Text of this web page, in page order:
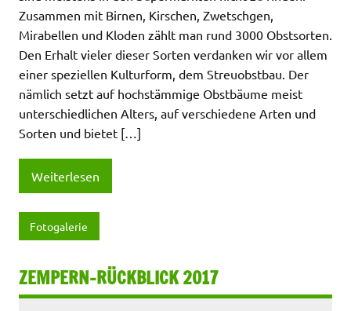
Zusammen mit Birnen, Kirschen, Zwetschgen,
Mirabellen und Kloden zählt man rund 3000 Obstsorten.
Den Erhalt vieler dieser Sorten verdanken wir vor allem
einer speziellen Kulturform, dem Streuobstbau. Der
nämlich setzt auf hochstämmige Obstbäume meist
unterschiedlichen Alters, auf verschiedene Arten und
Sorten und bietet […]
Weiterlesen
Fotogalerie
ZEMPERN-RÜCKBLICK 2017